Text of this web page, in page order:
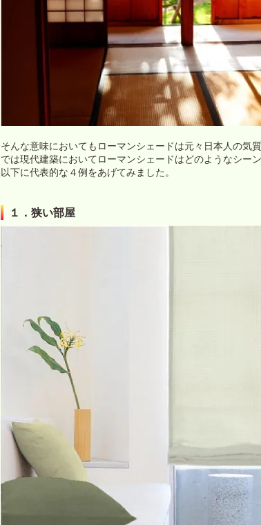
そんな意味においてもローマンシェードは元々日本人の気
では現代建築においてローマンシェードはどのようなシー
以下に代表的な４例をあげてみました。
１．狭い部屋